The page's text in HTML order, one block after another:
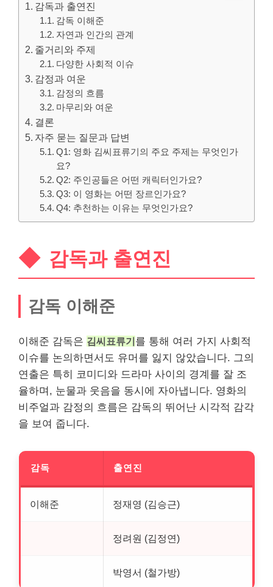
감독과 출연진
감독 이해준
자연과 인간의 관계
줄거리와 주제
다양한 사회적 이슈
감정과 여운
감정의 흐름
마무리와 여운
결론
자주 묻는 질문과 답변
Q1: 영화 김씨표류기의 주요 주제는 무엇인가
요?
Q2: 주인공들은 어떤 캐릭터인가요?
Q3: 이 영화는 어떤 장르인가요?
Q4: 추천하는 이유는 무엇인가요?
감독과 출연진
감독 이해준
이해준 감독은 김씨표류기를 통해 여러 가지 사회적
이슈를 논의하면서도 유머를 잃지 않았습니다. 그의
연출은 특히 코미디와 드라마 사이의 경계를 잘 조
율하며, 눈물과 웃음을 동시에 자아냅니다. 영화의
비주얼과 감정의 흐름은 감독의 뛰어난 시각적 감각
을 보여 줍니다.
감독 출연진
이해준 정재영 (김승근)
정려원 (김정연)
박영서 (철가방)